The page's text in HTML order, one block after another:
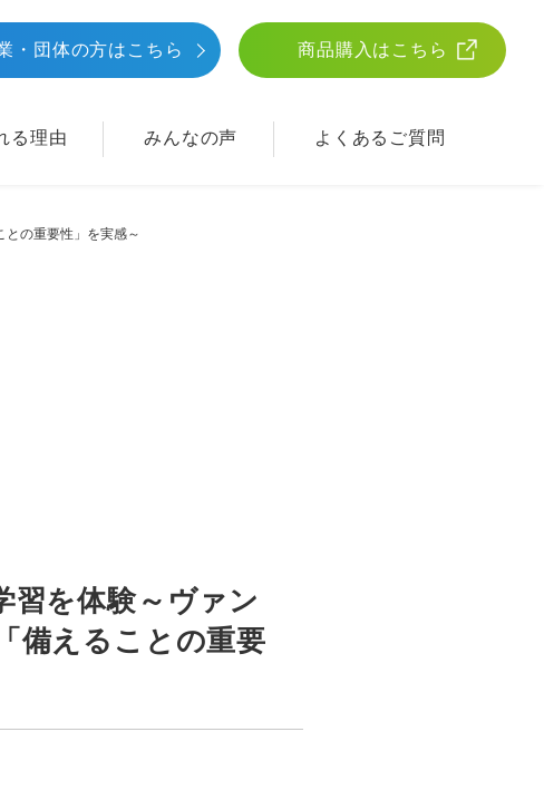
・団体の方はこちら 商品購入はこちら
る理由 みんなの声 よくあるご質問
の重要性」を実感～
習を体験～ヴァン
備えることの重要